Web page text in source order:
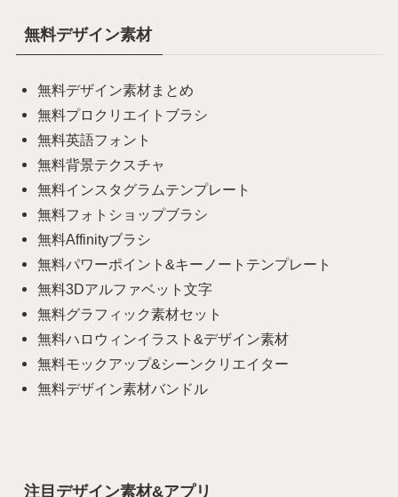
無料デザイン素材
無料デザイン素材まとめ
無料プロクリエイトブラシ
無料英語フォント
無料背景テクスチャ
無料インスタグラムテンプレート
無料フォトショップブラシ
無料Affinityブラシ
無料パワーポイント&キーノートテンプレート
無料3Dアルファベット文字
無料グラフィック素材セット
無料ハロウィンイラスト&デザイン素材
無料モックアップ&シーンクリエイター
無料デザイン素材バンドル
注目デザイン素材&アプリ